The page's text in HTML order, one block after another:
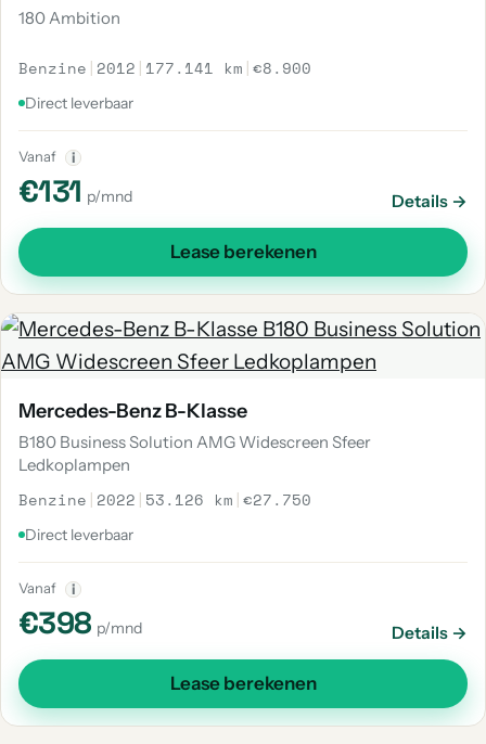
180 Ambition
Benzine | 2012 | 177.141 km |€8.900
Direct leverbaar
Vanaf i
€131 p/mnd Details →
Lease berekenen
Mercedes-Benz B-Klasse
B180 Business Solution AMG Widescreen Sfeer
Ledkoplampen
Benzine | 2022 | 53.126 km |€27.750
Direct leverbaar
Vanaf i
€398 p/mnd Details →
Lease berekenen